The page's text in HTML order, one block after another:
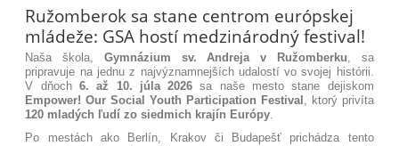
Ružomberok sa stane centrom európskej
mládeže: GSA hostí medzinárodný festival!
Naša škola, Gymnázium sv. Andreja v Ružomberku, sa
pripravuje na jednu z najvýznamnejších udalostí vo svojej histórii.
V dňoch 6. až 10. júla 2026 sa naše mesto stane dejiskom
Empower! Our Social Youth Participation Festival , ktorý privíta
120 mladých ľudí zo siedmich krajín Európy.
Po mestách ako Berlín, Krakov či Budapešť prichádza tento